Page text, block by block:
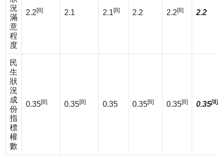
況
滿
意
程
度
2.2 [8] 2.1 2.1 [8] 2.2 2.2 [8] 2.2
民
生
狀
況
成
份
指
標
權
數
0.35[8] 0.35[8] 0.35 0.35[8] 0.35[8] 0.35[8]